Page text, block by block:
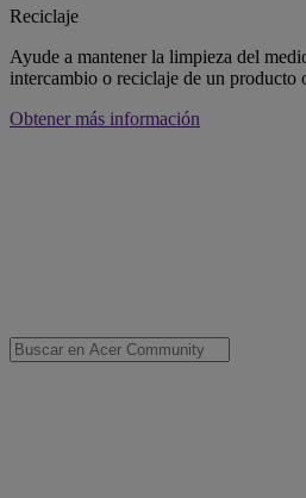
Reciclaje
Ayude a mantener la limpieza del
intercambio o reciclaje de un producto
Obtener más información